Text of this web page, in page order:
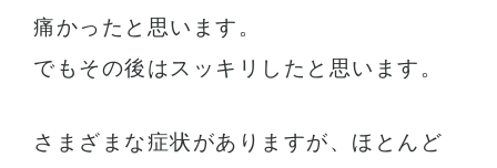
痛かったと思います。
でもその後はスッキリしたと思います。
さまざまな症状がありますが、ほとんど